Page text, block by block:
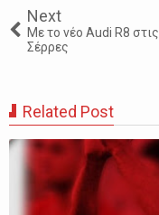
Next
Με το νέο Audi R8 στις
Σέρρες
Related Post